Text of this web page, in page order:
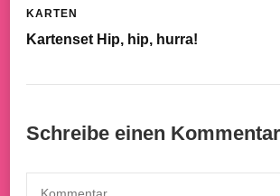
KARTEN
Kartenset Hip, hip, hurra!
Schreibe einen Kommentar